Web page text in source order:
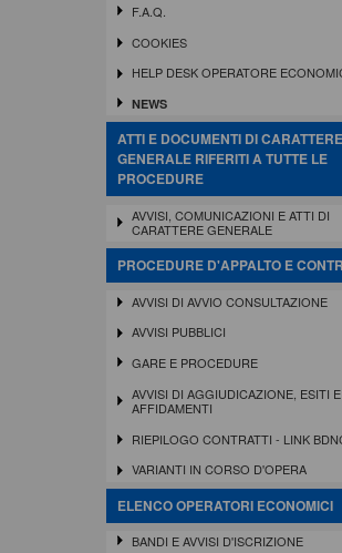
F.A.Q.
COOKIES
HELP DESK OPERATORE
NEWS
ATTI E DOCUMENTI DI CARATTERE
GENERALE RIFERITI A TUTTE LE
PROCEDURE
AVVISI, COMUNICAZIONI E ATTI DI
CARATTERE GENERALE
PROCEDURE D'APPALTO E
AVVISI DI AVVIO CONSULTAZIONE
AVVISI PUBBLICI
GARE E PROCEDURE
AVVISI DI AGGIUDICAZIONE, ESITI E
AFFIDAMENTI
RIEPILOGO CONTRATTI - LINK
VARIANTI IN CORSO D'OPERA
ELENCO OPERATORI ECONOMICI
BANDI E AVVISI D'ISCRIZIONE